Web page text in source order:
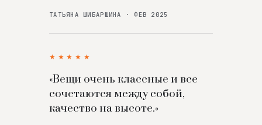
ТАТЬЯНА ШИБАРШИНА · ФЕВ 2025
★★★★★
«Вещи очень классные и все
сочетаются между собой,
качество на высоте.»